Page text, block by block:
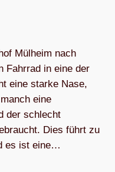
Mülheim nach
Fahrrad in eine der
eine starke Nase,
eine
der schlecht
Dies führt zu
es ist eine…